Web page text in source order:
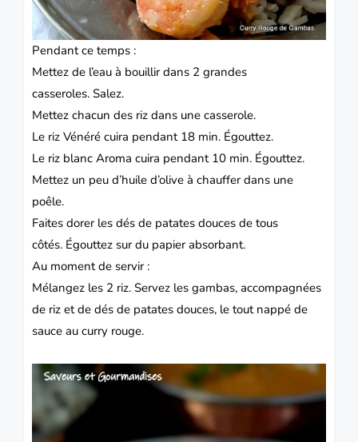
Pendant ce temps :
Mettez de l’eau à bouillir dans 2 grandes
casseroles. Salez.
Mettez chacun des riz dans une casserole.
Le riz Vénéré cuira pendant 18 min. Égouttez.
Le riz blanc Aroma cuira pendant 10 min. Égouttez.
Mettez un peu d’huile d’olive à chauffer dans une
poêle.
Faites dorer les dés de patates douces de tous
côtés. Égouttez sur du papier absorbant.
Au moment de servir :
Mélangez les 2 riz. Servez les gambas, accompagnées
de riz et de dés de patates douces, le tout nappé de
sauce au curry rouge.